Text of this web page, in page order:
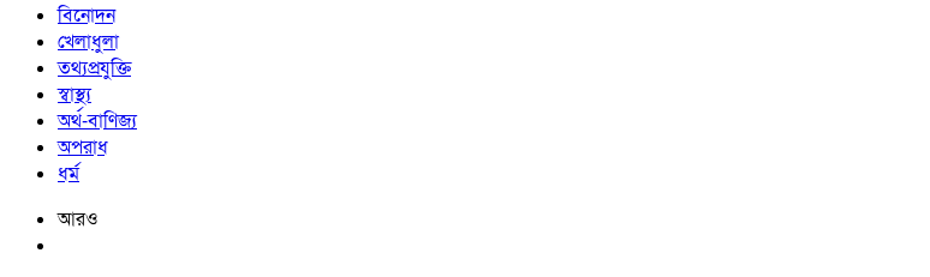
বিনোদন
খেলাধুলা
তথ্যপ্রযুক্তি
স্বাস্থ্য
অর্থ-বাণিজ্য
অপরাধ
ধর্ম
আরও